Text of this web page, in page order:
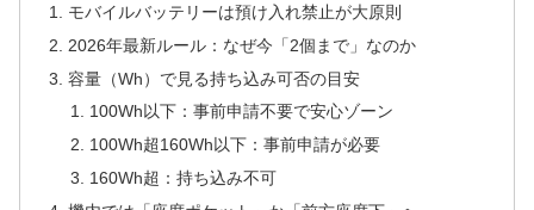
モバイルバッテリーは預け入れ禁止が大原則
2026年最新ルール：なぜ今「2個まで」なのか
容量（Wh）で見る持ち込み可否の目安
100Wh以下：事前申請不要で安心ゾーン
100Wh超160Wh以下：事前申請が必要
160Wh超：持ち込み不可